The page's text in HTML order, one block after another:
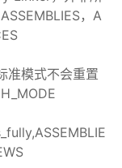
，A
准模式不会重置